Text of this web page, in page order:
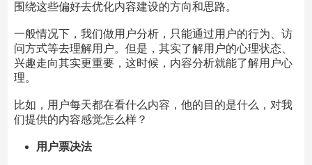
围绕这些偏好去优化内容建设的方向和思路。
一般情况下，我们做用户分析，只能通过用户的行为、访
问方式等去理解用户。但是，其实了解用户的心理状态、
兴趣走向其实更重要，这时候，内容分析就能了解用户心
理。
比如，用户每天都在看什么内容，他的目的是什么，对我
们提供的内容感觉怎么样？
用户票决法